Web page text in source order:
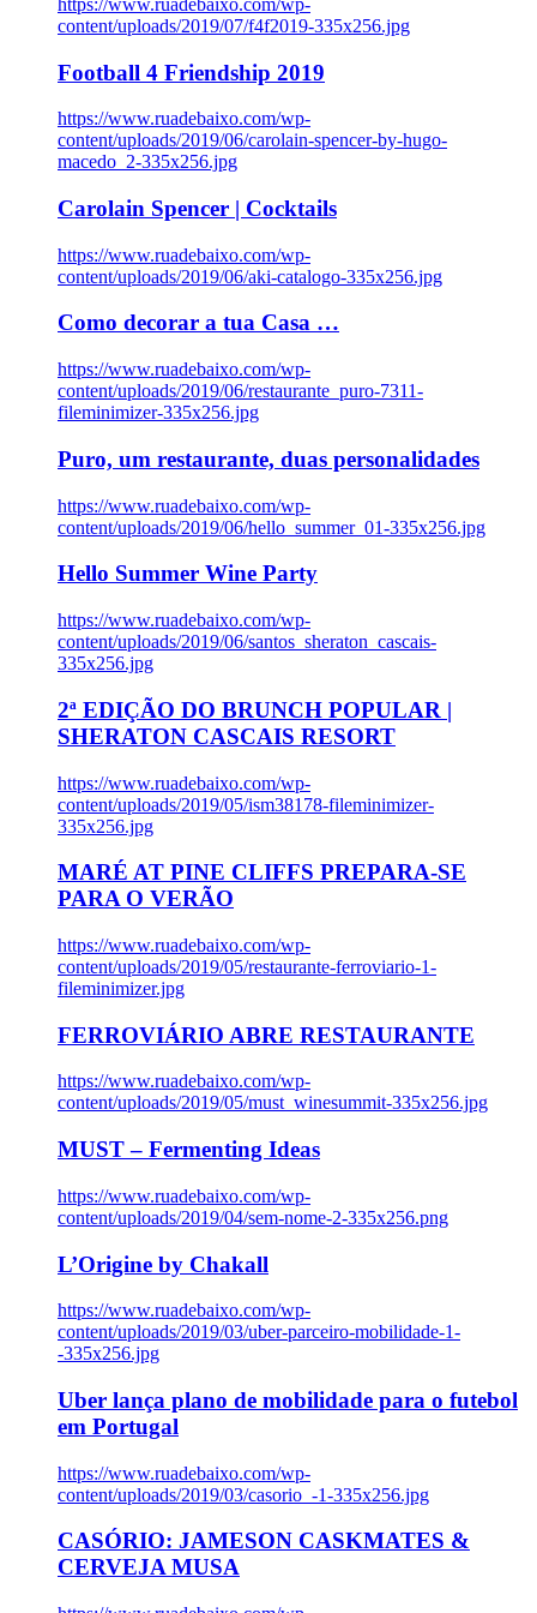
content/uploads/2019/07/f4f2019-335x256.jpg
Football 4 Friendship 2019
https://www.ruadebaixo.com/wp-
content/uploads/2019/06/carolain-spencer-by-hugo-
macedo_2-335x256.jpg
Carolain Spencer | Cocktails
https://www.ruadebaixo.com/wp-
content/uploads/2019/06/aki-catalogo-335x256.jpg
Como decorar a tua Casa …
https://www.ruadebaixo.com/wp-
content/uploads/2019/06/restaurante_puro-7311-
fileminimizer-335x256.jpg
Puro, um restaurante, duas personalidades
https://www.ruadebaixo.com/wp-
content/uploads/2019/06/hello_summer_01-335x256.jpg
Hello Summer Wine Party
https://www.ruadebaixo.com/wp-
content/uploads/2019/06/santos_sheraton_cascais-
335x256.jpg
2ª EDIÇÃO DO BRUNCH POPULAR |
SHERATON CASCAIS RESORT
https://www.ruadebaixo.com/wp-
content/uploads/2019/05/ism38178-fileminimizer-
335x256.jpg
MARÉ AT PINE CLIFFS PREPARA-SE
PARA O VERÃO
https://www.ruadebaixo.com/wp-
content/uploads/2019/05/restaurante-ferroviario-1-
fileminimizer.jpg
FERROVIÁRIO ABRE RESTAURANTE
https://www.ruadebaixo.com/wp-
content/uploads/2019/05/must_winesummit-335x256.jpg
MUST – Fermenting Ideas
https://www.ruadebaixo.com/wp-
content/uploads/2019/04/sem-nome-2-335x256.png
L’Origine by Chakall
https://www.ruadebaixo.com/wp-
content/uploads/2019/03/uber-parceiro-mobilidade-1-
-335x256.jpg
Uber lança plano de mobilidade para o futebol
em Portugal
https://www.ruadebaixo.com/wp-
content/uploads/2019/03/casorio_-1-335x256.jpg
CASÓRIO: JAMESON CASKMATES &
CERVEJA MUSA